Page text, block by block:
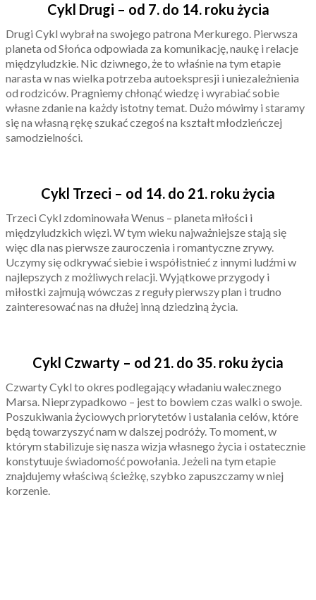
Cykl Drugi – od 7. do 14. roku życia
Drugi Cykl wybrał na swojego patrona Merkurego. Pierwsza
planeta od Słońca odpowiada za komunikację, naukę i relacje
międzyludzkie. Nic dziwnego, że to właśnie na tym etapie
narasta w nas wielka potrzeba autoekspresji i uniezależnienia
od rodziców. Pragniemy chłonąć wiedzę i wyrabiać sobie
własne zdanie na każdy istotny temat. Dużo mówimy i staramy
się na własną rękę szukać czegoś na kształt młodzieńczej
samodzielności.
Cykl Trzeci – od 14. do 21. roku życia
Trzeci Cykl zdominowała Wenus – planeta miłości i
międzyludzkich więzi. W tym wieku najważniejsze stają się
więc dla nas pierwsze zauroczenia i romantyczne zrywy.
Uczymy się odkrywać siebie i współistnieć z innymi ludźmi w
najlepszych z możliwych relacji. Wyjątkowe przygody i
miłostki zajmują wówczas z reguły pierwszy plan i trudno
zainteresować nas na dłużej inną dziedziną życia.
Cykl Czwarty – od 21. do 35. roku życia
Czwarty Cykl to okres podlegający władaniu walecznego
Marsa. Nieprzypadkowo – jest to bowiem czas walki o swoje.
Poszukiwania życiowych priorytetów i ustalania celów, które
będą towarzyszyć nam w dalszej podróży. To moment, w
którym stabilizuje się nasza wizja własnego życia i ostatecznie
konstytuuje świadomość powołania. Jeżeli na tym etapie
znajdujemy właściwą ścieżkę, szybko zapuszczamy w niej
korzenie.